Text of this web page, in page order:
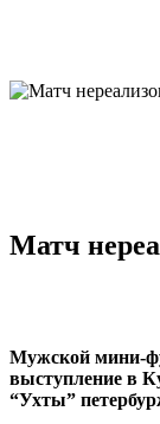
Матч
Мужской мини-
выступление в
“Ухты”